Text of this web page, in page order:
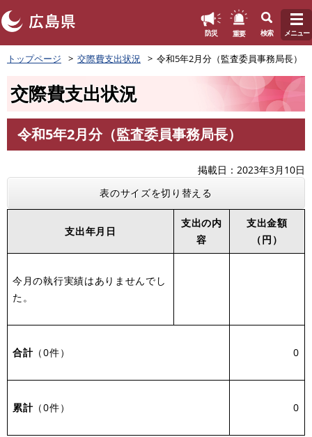
ペ
ー
頭
す
防災 重要 検索 メニュー
トップページ 交際費支出状況 令和5年2月分（監査委員事務局長）
交際費支出状況
文
令和5年2月分（監査委員事務局長）
掲載日
2023年3月10日
表のサイズを切り替える
支出年月日
支出の内
容
支出金額
（円）
今月の執行実績はありませんでし
た。
合計（0件） 0
累計（0件） 0